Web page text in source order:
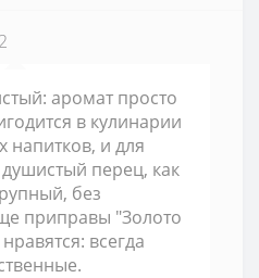
аромат просто
в кулинарии
напитков, и для
перец, как
без
приправы "Золото
всегда